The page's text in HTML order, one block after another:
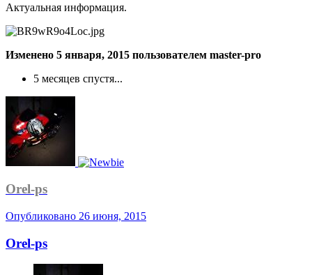
Актуальная информация.
Изменено 5 января, 2015 пользователем master-pro
5 месяцев спустя...
Orel-ps
Опубликовано 26 июня, 2015
Orel-ps